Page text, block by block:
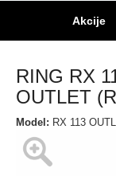
Akcije
RING RX
OUTLET
Model: RX 113